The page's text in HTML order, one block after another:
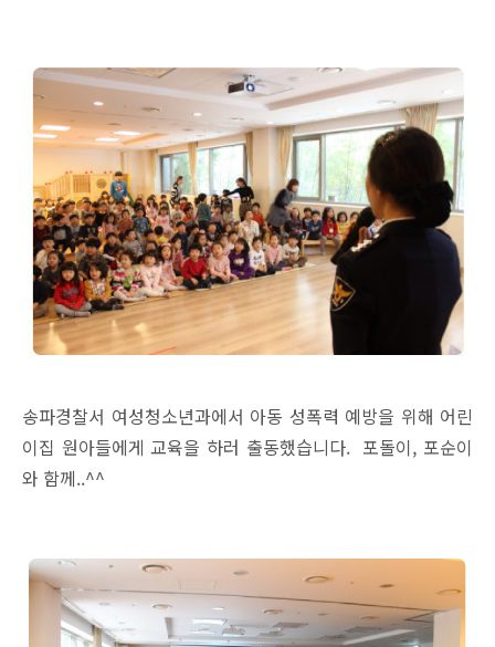
송파경찰서 여성청소년과에서 아동 성폭력 예방을 위해 어린
이집 원아들에게 교육을 하러 출동했습니다. 포돌이, 포순이
와 함께..^^